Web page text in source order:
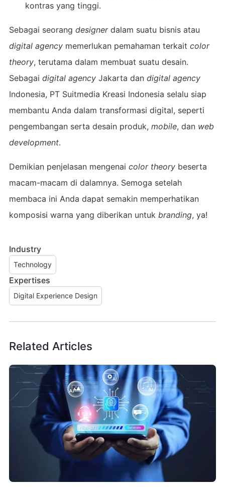
kontras yang tinggi.
Sebagai seorang designerdalam suatu bisnis atau
digital agencymemerlukan pemahaman terkait color
theory, terutama dalam membuat suatu desain.
Sebagai digital agencyJakarta dandigital agency
Indonesia, PT Suitmedia Kreasi Indonesia selalu siap
membantu Anda dalam transformasi digital, seperti
pengembangan serta desain produk, mobile, dan web
development.
Demikian penjelasan mengenai color theory beserta
macam-macam di dalamnya. Semoga setelah
membaca ini Anda dapat semakin memperhatikan
komposisi warna yang diberikan untuk branding, ya!
Industry
Technology
Expertises
Digital Experience Design
Related Articles